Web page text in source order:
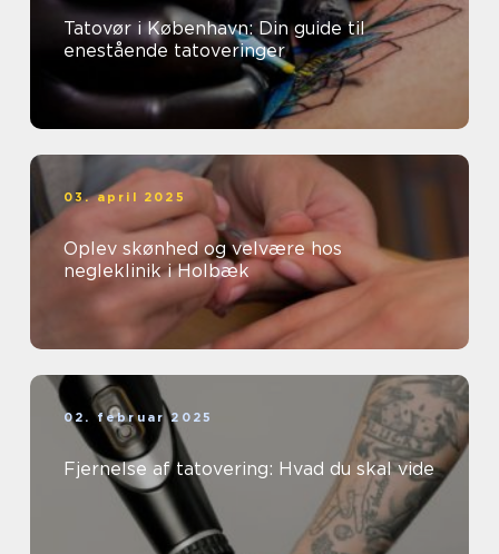
Tatovør i København: Din guide til
enestående tatoveringer
03. april 2025
Oplev skønhed og velvære hos
negleklinik i Holbæk
02. februar 2025
Fjernelse af tatovering: Hvad du skal vide